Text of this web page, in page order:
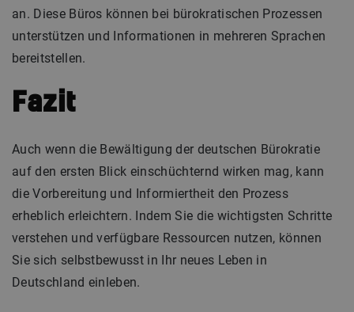
an. Diese Büros können bei bürokratischen Prozessen
unterstützen und Informationen in mehreren Sprachen
bereitstellen.
Fazit
Auch wenn die Bewältigung der deutschen Bürokratie
auf den ersten Blick einschüchternd wirken mag, kann
die Vorbereitung und Informiertheit den Prozess
erheblich erleichtern. Indem Sie die wichtigsten Schritte
verstehen und verfügbare Ressourcen nutzen, können
Sie sich selbstbewusst in Ihr neues Leben in
Deutschland einleben.